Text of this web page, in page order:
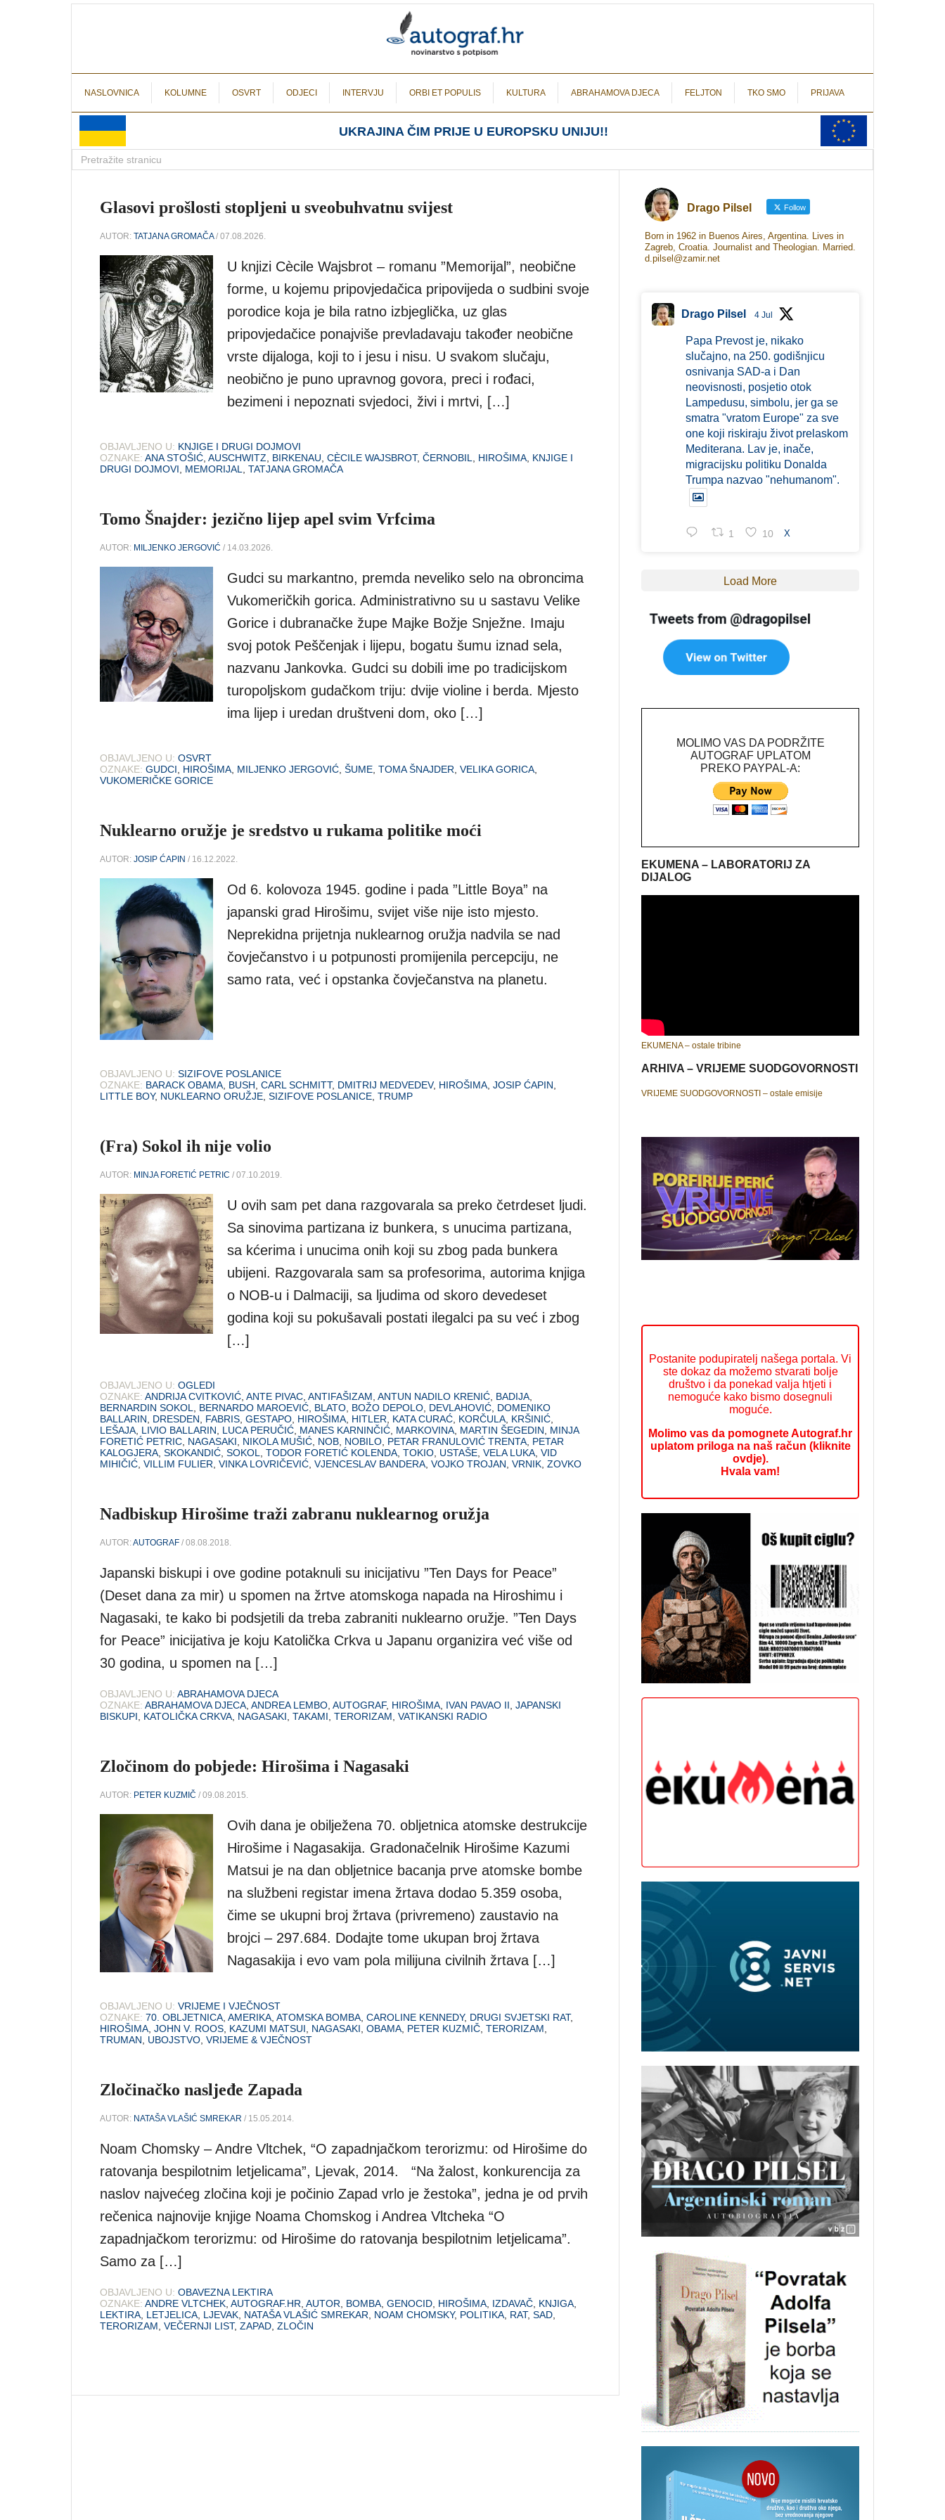
NASLOVNICA KOLUMNE OSVRT ODJECI INTERVJU ORBI ET POPULIS KULTURA ABRAHAMOVA DJECA FELJTON TKO SMO PRIJAVA
UKRAJINA ČIM PRIJE U EUROPSKU UNIJU!!
Glasovi prošlosti stopljeni u sveobuhvatnu svijest
AUTOR: TATJANA GROMAČA/ 07.08.2026.
U knjizi Cècile Wajsbrot – romanu ”Memorijal”, neobične
forme, u kojemu pripovjedačica pripovijeda o sudbini svoje
porodice koja je bila ratno izbjeglička, uz glas
pripovjedačice ponajviše prevladavaju također neobične
vrste dijaloga, koji to i jesu i nisu. U svakom slučaju,
neobično je puno upravnog govora, preci i rođaci,
bezimeni i nepoznati svjedoci, živi i mrtvi, […]
OBJAVLJENO U: KNJIGE I DRUGI DOJMOVI
OZNAKE: ANA STOŠIĆ AUSCHWITZ BIRKENAU CÈCILE WAJSBROT, ČERNOBIL HIROŠIMA KNJIGE I
DRUGI DOJMOVI
MEMORIJAL TATJANA GROMAČA
Tomo Šnajder: jezično lijep apel svim Vrfcima
AUTOR: MILJENKO JERGOVIĆ / 14.03.2026.
Gudci su markantno, premda neveliko selo na obroncima
Vukomeričkih gorica. Administrativno su u sastavu Velike
Gorice i dubranačke župe Majke Božje Snježne. Imaju
svoj potok Peščenjak i lijepu, bogatu šumu iznad sela,
nazvanu Jankovka. Gudci su dobili ime po tradicijskom
turopoljskom gudačkom triju: dvije violine i berda. Mjesto
ima lijep i uredan društveni dom, oko […]
OBJAVLJENO U: OSVRT
OZNAKE: GUDCI HIROŠIMA MILJENKO JERGOVIĆ ŠUME TOMA ŠNAJDER VELIKA GORICA
VUKOMERIČKE GORICE
Nuklearno oružje je sredstvo u rukama politike moći
AUTOR: JOSIP ĆAPIN / 16.12.2022.
Od 6. kolovoza 1945. godine i pada ”Little Boya” na
japanski grad Hirošimu, svijet više nije isto mjesto.
Neprekidna prijetnja nuklearnog oružja nadvila se nad
čovječanstvo i u potpunosti promijenila percepciju, ne
samo rata, već i opstanka čovječanstva na planetu.
OBJAVLJENO U: SIZIFOVE POSLANICE
OZNAKE: BARACK OBAMA BUSH CARL SCHMITT, DMITRIJ MEDVEDEV, HIROŠIMA JOSIP ĆAPIN
LITTLE BOY, NUKLEARNO ORUŽJE SIZIFOVE POSLANICE TRUMP
(Fra) Sokol ih nije volio
AUTOR: MINJA FORETIĆ PETRIC / 07.10.2019.
U ovih sam pet dana razgovarala sa preko četrdeset ljudi.
Sa sinovima partizana iz bunkera, s unucima partizana,
sa kćerima i unucima onih koji su zbog pada bunkera
ubijeni. Razgovarala sam sa profesorima, autorima knjiga
o NOB-u i Dalmaciji, sa ljudima od skoro devedeset
godina koji su pokušavali postati ilegalci pa su već i zbog
[…]
OBJAVLJENO U: OGLEDI
OZNAKE: ANDRIJA CVITKOVIĆ ANTE PIVAC ANTIFAŠIZAM ANTUN NADILO KRENIĆ BADIJA
BERNARDIN SOKOL
BERNARDO MAROEVIĆ BLATO BOŽO DEPOLO DEVLAHOVIĆ DOMENIKO
BALLARIN
DRESDEN FABRIS GESTAPO HIROŠIMA HITLER KATA CURAĆ KORČULA KRŠINIĆ
LEŠAJA LIVIO BALLARIN LUCA PERUČIĆ MANES KARNINČIĆ MARKOVINA MARTIN ŠEGEDIN
MINJA
FORETIĆ PETRIC NAGASAKI NIKOLA MUŠIĆ NOB NOBILO PETAR FRANULOVIĆ TRENTA PETAR
KALOGJERA SKOKANDIĆ SOKOL TODOR FORETIĆ KOLENDA TOKIO USTAŠE VELA LUKA VID
MIHIČIĆ VILLIM FULIER VINKA LOVRIČEVIĆ VJENCESLAV BANDERA VOJKO TROJAN VRNIK ZOVKO
Nadbiskup Hirošime traži zabranu nuklearnog oružja
AUTOR:AUTOGRAF / 08.08.2018.
Japanski biskupi i ove godine potaknuli su inicijativu ”Ten Days for Peace”
(Deset dana za mir) u spomen na žrtve atomskoga napada na Hiroshimu i
Nagasaki, te kako bi podsjetili da treba zabraniti nuklearno oružje. ”Ten Days
for Peace” inicijativa je koju Katolička Crkva u Japanu organizira već više od
30 godina, u spomen na […]
OBJAVLJENO U: ABRAHAMOVA DJECA
OZNAKE: ABRAHAMOVA DJECA ANDREA LEMBO AUTOGRAF, HIROŠIMA IVAN PAVAO II JAPANSKI
BISKUPI
KATOLIČKA CRKVA NAGASAKI TAKAMI TERORIZAM VATIKANSKI RADIO
Zločinom do pobjede: Hirošima i Nagasaki
AUTOR: PETER KUZMIČ / 09.08.2015.
Ovih dana je obilježena 70. obljetnica atomske destrukcije
Hirošime i Nagasakija. Gradonačelnik Hirošime Kazumi
Matsui je na dan obljetnice bacanja prve atomske bombe
na službeni registar imena žrtava dodao 5.359 osoba,
čime se ukupni broj žrtava (privremeno) zaustavio na
brojci – 297.684. Dodajte tome ukupan broj žrtava
Nagasakija i evo vam pola milijuna civilnih žrtava […]
OBJAVLJENO U: VRIJEME I VJEČNOST
OZNAKE: 70. OBLJETNICA, AMERIKA, ATOMSKA BOMBA, CAROLINE KENNEDY, DRUGI SVJETSKI RAT,
HIROŠIMA, JOHN V. ROOS, KAZUMI MATSUI, NAGASAKI, OBAMA, PETER KUZMIČ, TERORIZAM,
TRUMAN, UBOJSTVO, VRIJEME & VJEČNOST
Zločinačko nasljeđe Zapada
AUTOR: NATAŠA VLAŠIĆ SMREKAR / 15.05.2014.
Noam Chomsky – Andre Vltchek, “O zapadnjačkom terorizmu: od Hirošime do
ratovanja bespilotnim letjelicama”, Ljevak, 2014. “Na žalost, konkurencija za
naslov najvećeg zločina koji je počinio Zapad vrlo je žestoka”, jedna je od prvih
rečenica najnovije knjige Noama Chomskog i Andrea Vltcheka “O
zapadnjačkom terorizmu: od Hirošime do ratovanja bespilotnim letjelicama”.
Samo za […]
OBJAVLJENO U: OBAVEZNA LEKTIRA
OZNAKE: ANDRE VLTCHEK AUTOGRAF.HR AUTOR BOMBA GENOCID HIROŠIMA IZDAVAČ KNJIGA
LEKTIRA LETJELICA LJEVAK NATAŠA VLAŠIĆ SMREKAR NOAM CHOMSKY, POLITIKA RAT, SAD
TERORIZAM VEČERNJI LIST, ZAPAD ZLOČIN
Drago Pilsel Follow
Born in 1962 in Buenos Aires, Argentina. Lives in
Zagreb, Croatia. Journalist and Theologian. Married.
d.pilsel@zamir.net
Drago Pilsel 4 Jul
Papa Prevost je, nikako
slučajno, na 250. godišnjicu
osnivanja SAD-a i Dan
neovisnosti, posjetio otok
Lampedusu, simbolu, jer ga se
smatra "vratom Europe" za sve
one koji riskiraju život prelaskom
Mediterana. Lav je, inače,
migracijsku politiku Donalda
Trumpa nazvao "nehumanom".
1 10 X
Load More
MOLIMO VAS DA PODRŽITE
AUTOGRAF UPLATOM
PREKO PAYPAL-A:
EKUMENA – LABORATORIJ ZA
DIJALOG
EKUMENA – ostale tribine
ARHIVA – VRIJEME SUODGOVORNOSTI
VRIJEME SUODGOVORNOSTI – ostale emisije
Postanite podupiratelj našega portala. Vi
ste dokaz da možemo stvarati bolje
društvo i da ponekad valja htjeti i
nemoguće kako bismo dosegnuli
moguće.
Molimo vas da pomognete Autograf.hr
uplatom priloga na naš račun (kliknite
ovdje).
Hvala vam!